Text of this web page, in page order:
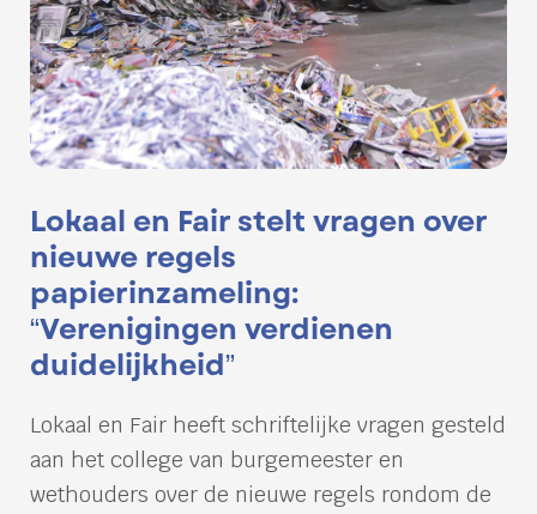
Lokaal en Fair stelt vragen over
nieuwe regels
papierinzameling:
“Verenigingen verdienen
duidelijkheid”
Lokaal en Fair heeft schriftelijke vragen gesteld
aan het college van burgemeester en
wethouders over de nieuwe regels rondom de